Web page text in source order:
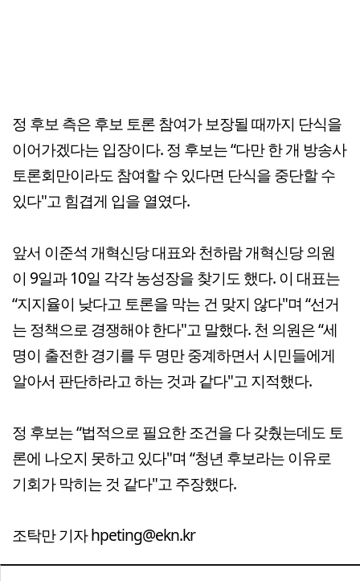
정 후보 측은 후보 토론 참여가 보장될 때까지 단식을
이어가겠다는 입장이다. 정 후보는 “다만 한 개 방송사
토론회만이라도 참여할 수 있다면 단식을 중단할 수
있다"고 힘겹게 입을 열였다.
앞서 이준석 개혁신당 대표와 천하람 개혁신당 의원
이 9일과 10일 각각 농성장을 찾기도 했다. 이 대표는
“지지율이 낮다고 토론을 막는 건 맞지 않다"며 “선거
는 정책으로 경쟁해야 한다"고 말했다. 천 의원은 “세
명이 출전한 경기를 두 명만 중계하면서 시민들에게
알아서 판단하라고 하는 것과 같다"고 지적했다.
정 후보는 “법적으로 필요한 조건을 다 갖췄는데도 토
론에 나오지 못하고 있다"며 “청년 후보라는 이유로
기회가 막히는 것 같다"고 주장했다.
조탁만 기자 hpeting@ekn.kr